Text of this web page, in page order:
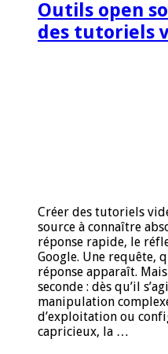
Outils open
des tutoriels
Créer des tutoriels
source à connaître
réponse rapide, le
Google. Une requête,
réponse apparaît.
seconde : dès qu’il
manipulation
d’exploitation ou
capricieux, la …